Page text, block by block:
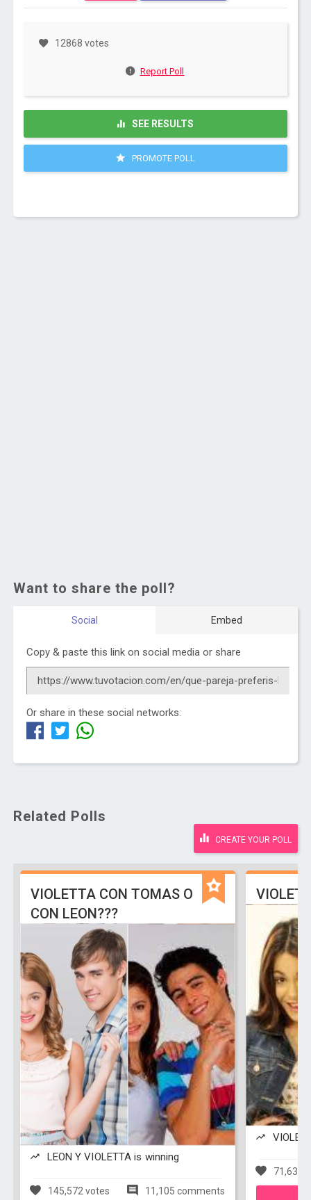
12868 votes
Report Poll
SEE RESULTS
PROMOTE POLL
Want to share the poll?
Social Embed
Copy & paste this link on social media or share
Or share in these social networks:
Related Polls
CREATE YOUR POLL
VIOLETTA CON TOMAS O
CON LEON???
LEON Y VIOLETTA is winning
145,572 votes 11,105 comments
71,638